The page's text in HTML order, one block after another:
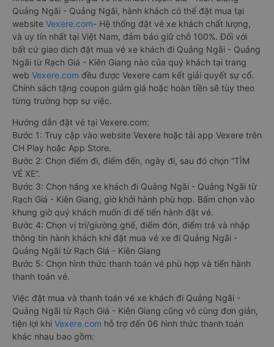
Quảng Ngãi - Quảng Ngãi, hành khách có thể đặt mua tại
website Vexere.com- Hệ thống đặt vé xe khách chất lượng,
và uy tín nhất tại Việt Nam, đảm bảo giữ chỗ 100%. Đối với
bất cứ giao dịch đặt mua vé xe khách đi Quảng Ngãi - Quảng
Ngãi từ Rạch Giá - Kiên Giang nào của quý khách tại trang
web Vexere.com đều được Vexere cam kết giải quyết sự cố.
Chính sách tặng coupon giảm giá hoặc hoàn tiền sẽ tùy theo
từng trường hợp sự việc.
Hướng dẫn đặt vé tại Vexere.com:
Bước 1: Truy cập vào website Vexere hoặc tải app Vexere trên
CH Play hoặc App Store.
Bước 2: Chọn điểm đi, điểm đến, ngày đi, sau đó chọn “TÌM
VÉ XE”.
Bước 3: Chọn hãng xe khách đi Quảng Ngãi - Quảng Ngãi từ
Rạch Giá - Kiên Giang, giờ khởi hành phù hợp. Bấm chọn vào
khung giờ quý khách muốn đi để tiến hành đặt vé.
Bước 4: Chọn vị trí/giường ghế, điểm đón, điểm trả và nhập
thông tin hành khách khi đặt mua vé xe đi Quảng Ngãi -
Quảng Ngãi từ Rạch Giá - Kiên Giang
Bước 5: Chọn hình thức thanh toán vé phù hợp và tiến hành
thanh toán vé.
Việc đặt mua và thanh toán vé xe khách đi Quảng Ngãi -
Quảng Ngãi từ Rạch Giá - Kiên Giang cũng vô cùng đơn giản,
tiện lợi khi Vexere.com hỗ trợ đến 06 hình thức thanh toán
khác nhau bao gồm: